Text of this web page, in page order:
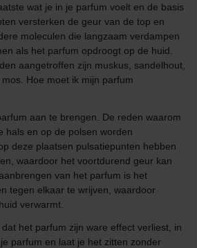
wat je in je parfum voelt en de basis
versterken de geur van de top en
moleculen die langzaam verdampen
als het parfum opdroogt op de huid.
aangetroffen zijn muskus, sandelhout,
Hoe moet ik mijn parfum
aan te brengen. De reden waarom
hals en op de polsen worden
deze plaatsen pulsatiepunten hebben
waardoor het voortdurend geur kan
van het parfum is het
tegen elkaar te wrijven, waardoor
verwarmt.
het parfum zijn ware effect verliest, in
parfum en laat je het zitten zonder